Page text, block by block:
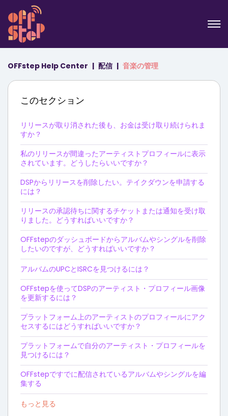
OFFstep Help Center 配信 音楽の管理
このセクション
リリースが取り消された後も、お金は受け取り続けられま
すか？
私のリリースが間違ったアーティストプロフィールに表示
されています。どうしたらいいですか？
DSPからリリースを削除したい。テイクダウンを申請する
には？
リリースの承認待ちに関するチケットまたは通知を受け取
りました。どうすればいいですか？
OFFstepのダッシュボードからアルバムやシングルを削除
したいのですが、どうすればいいですか？
アルバムのUPCとISRCを見つけるには？
OFFstepを使ってDSPのアーティスト・プロフィール画像
を更新するには？
プラットフォーム上のアーティストのプロフィールにアク
セスするにはどうすればいいですか？
プラットフォームで自分のアーティスト・プロフィールを
見つけるには？
OFFstepですでに配信されているアルバムやシングルを編
集する
もっと見る